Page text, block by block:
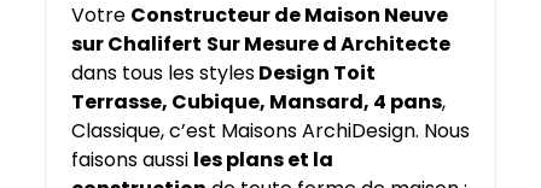
Votre Constructeur de Maison Neuve
sur Chalifert Sur Mesure d Architecte
dans tous les stylesDesign Toit
Terrasse, Cubique, Mansard, 4 pans,
Classique, c’est Maisons ArchiDesign. Nous
faisons aussi les plans et la